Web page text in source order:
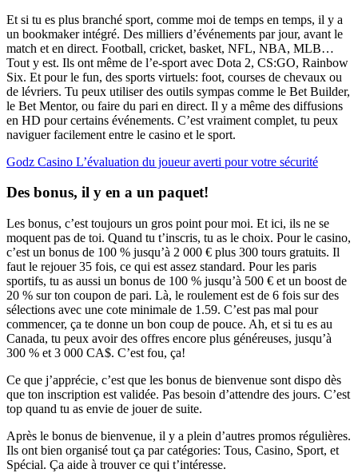
Et si tu es plus branché sport, comme moi de temps en temps, il y a
un bookmaker intégré. Des milliers d’événements par jour, avant le
match et en direct. Football, cricket, basket, NFL, NBA, MLB…
Tout y est. Ils ont même de l’e-sport avec Dota 2, CS:GO, Rainbow
Six. Et pour le fun, des sports virtuels: foot, courses de chevaux ou
de lévriers. Tu peux utiliser des outils sympas comme le Bet Builder,
le Bet Mentor, ou faire du pari en direct. Il y a même des diffusions
en HD pour certains événements. C’est vraiment complet, tu peux
naviguer facilement entre le casino et le sport.
Godz Casino L’évaluation du joueur averti pour votre sécurité
Des bonus, il y en a un paquet!
Les bonus, c’est toujours un gros point pour moi. Et ici, ils ne se
moquent pas de toi. Quand tu t’inscris, tu as le choix. Pour le casino,
c’est un bonus de 100 % jusqu’à 2 000 € plus 300 tours gratuits. Il
faut le rejouer 35 fois, ce qui est assez standard. Pour les paris
sportifs, tu as aussi un bonus de 100 % jusqu’à 500 € et un boost de
20 % sur ton coupon de pari. Là, le roulement est de 6 fois sur des
sélections avec une cote minimale de 1.59. C’est pas mal pour
commencer, ça te donne un bon coup de pouce. Ah, et si tu es au
Canada, tu peux avoir des offres encore plus généreuses, jusqu’à
300 % et 3 000 CA$. C’est fou, ça!
Ce que j’apprécie, c’est que les bonus de bienvenue sont dispo dès
que ton inscription est validée. Pas besoin d’attendre des jours. C’est
top quand tu as envie de jouer de suite.
Après le bonus de bienvenue, il y a plein d’autres promos régulières.
Ils ont bien organisé tout ça par catégories: Tous, Casino, Sport, et
Spécial. Ça aide à trouver ce qui t’intéresse.